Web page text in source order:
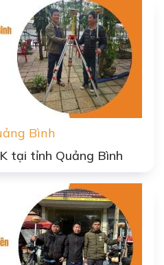
Bình
tại tỉnh Quảng Bình